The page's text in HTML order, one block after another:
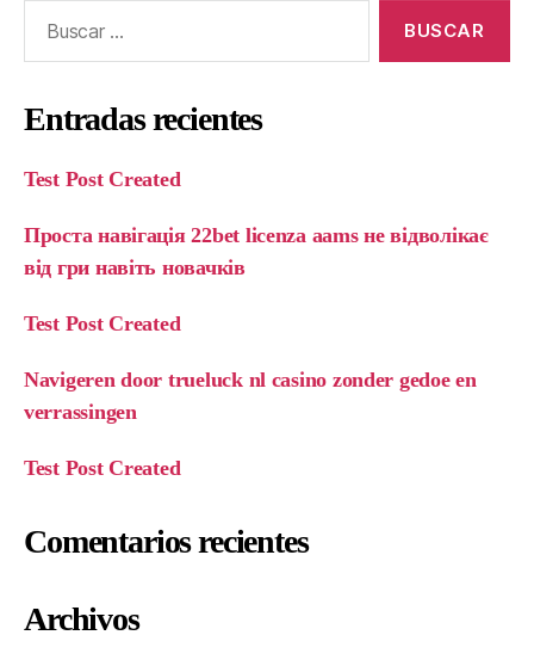
Entradas recientes
Test Post Created
Проста навігація 22bet licenza aams не відволікає
від гри навіть новачків
Test Post Created
Navigeren door trueluck nl casino zonder gedoe en
verrassingen
Test Post Created
Comentarios recientes
Archivos